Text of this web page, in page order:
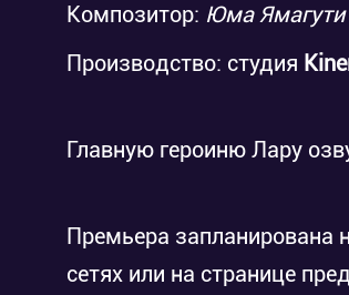
Композитор: Юма Ямагути
Производство: студия
Главную героиню Лару
Премьера запланирована
сетях или на странице